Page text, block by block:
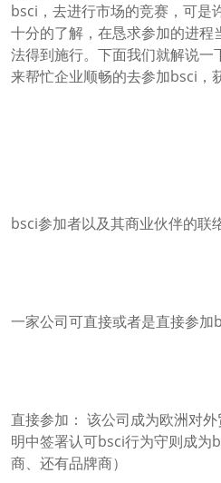
bsci，去进行市场的竞赛，可是
十分的了解，在恳求参加的进
法得到施行。下面我们就解说一
来帮忙企业顺畅的去参加bsci，
bsci参加者以及其商业伙伴的联
一家公司可直接或者是直接参加
直接参加： 该公司成为欧洲对
明中签署认可bsci行为守则成为
商、还有品牌商）